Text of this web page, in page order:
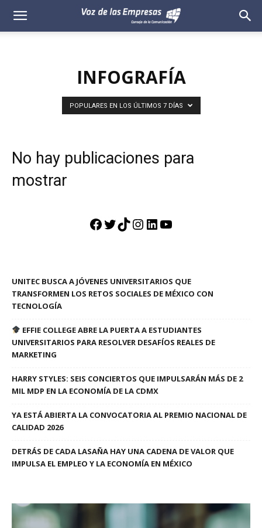
Voz
INFOGRAFÍA
POPULARES EN LOS ÚLTIMOS 7 DÍAS
No hay publicaciones para
mostrar
Facebook
Twitter
TikTok
Instagram
LinkedIn
YouTube
UNITEC BUSCA A JÓVENES UNIVERSITARIOS QUE
TRANSFORMEN LOS RETOS SOCIALES DE MÉXICO CON
TECNOLOGÍA
EFFIE COLLEGE ABRE LA PUERTA A ESTUDIANTES
UNIVERSITARIOS PARA RESOLVER DESAFÍOS REALES DE
MARKETING
HARRY STYLES: SEIS CONCIERTOS QUE IMPULSARÁN MÁS DE 2
MIL MDP EN LA ECONOMÍA DE LA CDMX
YA ESTÁ ABIERTA LA CONVOCATORIA AL PREMIO NACIONAL DE
CALIDAD 2026
DETRÁS DE CADA LASAÑA HAY UNA CADENA DE VALOR QUE
IMPULSA EL EMPLEO Y LA ECONOMÍA EN MÉXICO